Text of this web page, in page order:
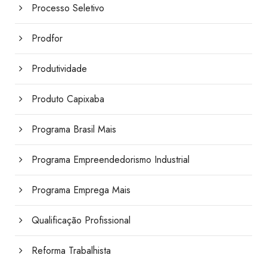
Processo Seletivo
Prodfor
Produtividade
Produto Capixaba
Programa Brasil Mais
Programa Empreendedorismo Industrial
Programa Emprega Mais
Qualificação Profissional
Reforma Trabalhista